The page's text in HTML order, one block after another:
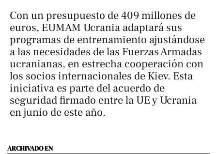
Con un presupuesto de 409 millones de
euros, EUMAM Ucrania adaptará sus
programas de entrenamiento ajustándose
a las necesidades de las Fuerzas Armadas
ucranianas, en estrecha cooperación con
los socios internacionales de Kiev. Esta
iniciativa es parte del acuerdo de
seguridad firmado entre la UE y Ucrania
en junio de este año.
ARCHIVADO EN